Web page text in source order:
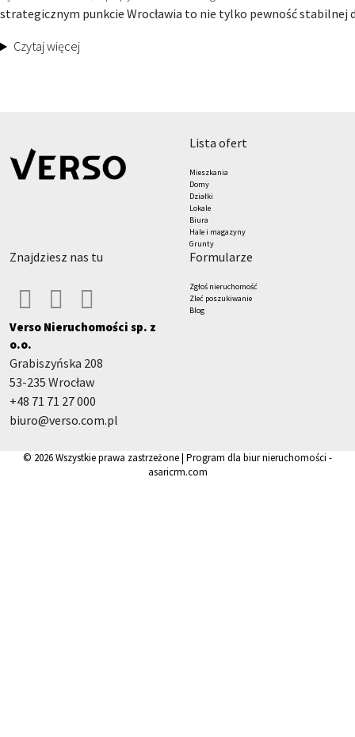
strategicznym punkcie Wrocławia to nie tylko pewność stabilnej
Czytaj więcej
lista ofert
Mieszkania
Domy
Działki
Lokale
Biura
Hale i magazyny
Grunty
znajdziesz nas tu formularze
Zgłoś nieruchomość
Zleć poszukiwanie
Blog
Verso Nieruchomości sp. z
o.o.
Grabiszyńska 208
53-235 Wrocław
+48 71 71 27 000
biuro@verso.com.pl
© 2026 Wszystkie prawa zastrzeżone | Program dla biur nieruchomości -
asaricrm.com